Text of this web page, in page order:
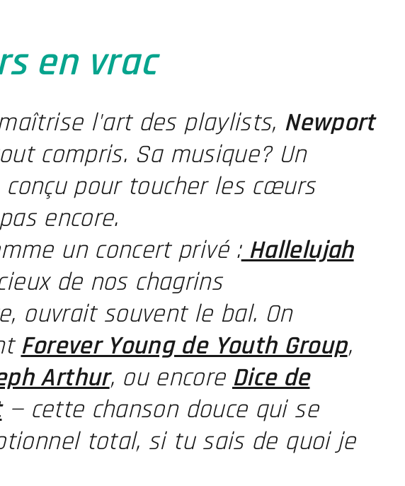
en vrac
l'art des playlists, Newport
compris. Sa musique? Un
pour toucher les cœurs
encore.
un concert privé : Hallelujah
de nos chagrins
ouvrait souvent le bal. On
Forever Young de Youth Group,
Arthur, ou encore Dice de
— cette chanson douce qui se
total, si tu sais de quoi je